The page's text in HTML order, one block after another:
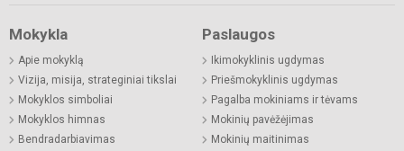
Mokykla
Apie mokyklą
Vizija, misija, strateginiai tikslai
Mokyklos simboliai
Mokyklos himnas
Bendradarbiavimas
Paslaugos
Ikimokyklinis ugdymas
Priešmokyklinis ugdymas
Pagalba mokiniams ir tėvams
Mokinių pavėžėjimas
Mokinių maitinimas